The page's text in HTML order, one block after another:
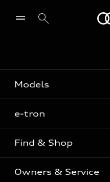
Models
Sedan
SUV
Coupe
e-tron
e-tron
Find & Shop
전시장/AAP 전시장/AS센터
Owners & Service